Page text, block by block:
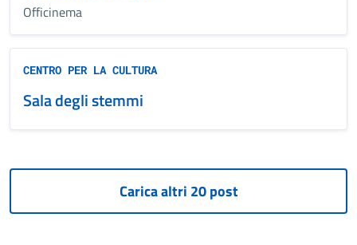
Officinema
CENTRO PER LA CULTURA
Sala degli stemmi